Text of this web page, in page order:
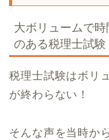
大ボリュームで
のある税理士試験
税理士試験はボリ
が終わらない！
そんな声を当時か